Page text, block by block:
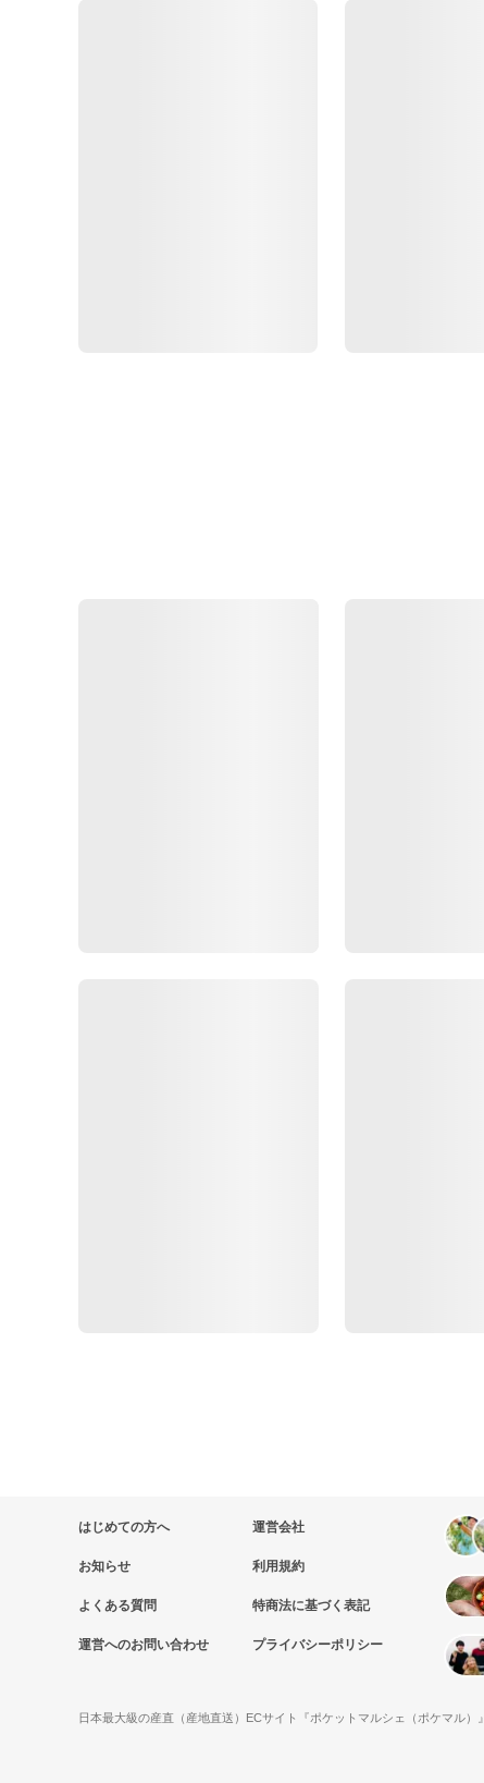
はじめての方へ
お知らせ
よくある質問
運営へのお問い合わせ
運営会社
利用規約
特商法に基づく表記
プライバシーポリシー
日本最大級の産直（産地直送）ECサイト『ポケットマルシェ（ポケマル）』